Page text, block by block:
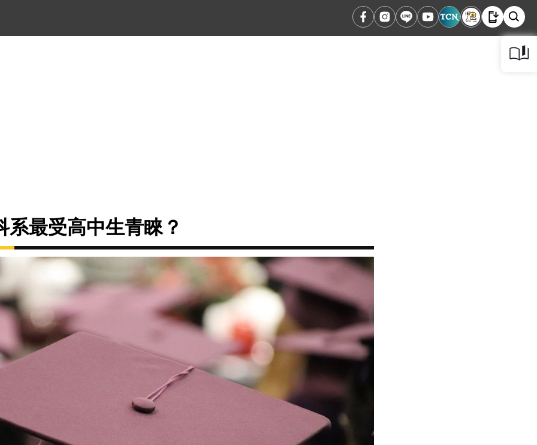
系最受高中生青睞？